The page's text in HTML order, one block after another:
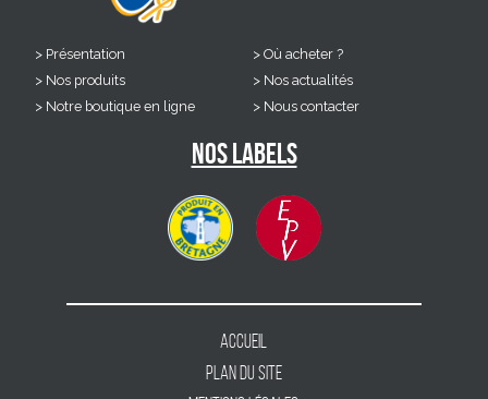
Présentation
Nos produits
Notre boutique en ligne
Où acheter ?
Nos actualités
Nous contacter
Nos labels
Accueil
Plan du site